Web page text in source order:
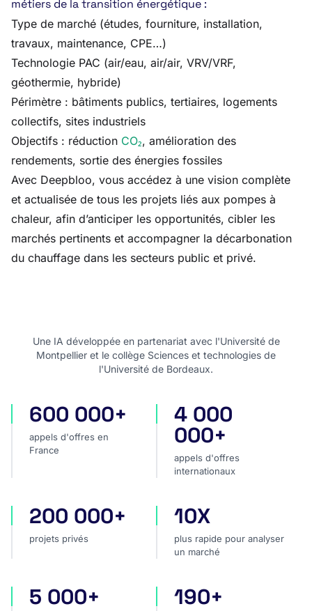
métiers de la transition énergétique :
Type de marché (études, fourniture, installation,
travaux, maintenance, CPE…)
Technologie PAC (air/eau, air/air, VRV/VRF,
géothermie, hybride)
Périmètre : bâtiments publics, tertiaires, logements
collectifs, sites industriels
Objectifs : réduction CO₂, amélioration des
rendements, sortie des énergies fossiles
Avec Deepbloo, vous accédez à une vision complète
et actualisée de tous les projets liés aux pompes à
chaleur, afin d’anticiper les opportunités, cibler les
marchés pertinents et accompagner la décarbonation
du chauffage dans les secteurs public et privé.
Une IA développée en partenariat avec l'Université de
Montpellier et le collège Sciences et technologies de
l'Université de Bordeaux.
appels d'offres en France
600 000+
appels d'offres en
France
appels d'offres
4 000
000+
appels d'offres
internationaux
projets privés
200 000+
projets privés
plus rapide pour analyser
10X
plus rapide pour analyser
un marché
sources dans le monde
5 000+ pays couverts
190+